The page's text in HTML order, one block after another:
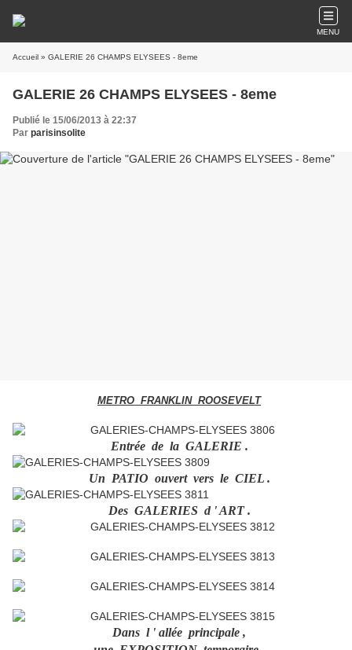
MENU
Accueil » GALERIE 26 CHAMPS ELYSEES - 8eme
GALERIE 26 CHAMPS ELYSEES - 8eme
Publié le 15/06/2013 à 22:37
Par parisinsolite
METRO FRANKLIN ROOSEVELT
Entrée de la GALERIE .
Un PATIO ouvert vers le CIEL .
Des GALERIES d ' ART .
Dans l ' allée principale ,